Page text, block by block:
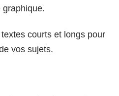
graphique.
courts et longs pour
vos sujets.